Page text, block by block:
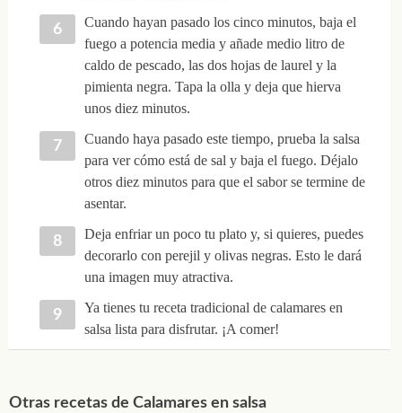
Cuando hayan pasado los cinco minutos, baja el
fuego a potencia media y añade medio litro de
caldo de pescado, las dos hojas de laurel y la
pimienta negra. Tapa la olla y deja que hierva
unos diez minutos.
Cuando haya pasado este tiempo, prueba la salsa
para ver cómo está de sal y baja el fuego. Déjalo
otros diez minutos para que el sabor se termine de
asentar.
Deja enfriar un poco tu plato y, si quieres, puedes
decorarlo con perejil y olivas negras. Esto le dará
una imagen muy atractiva.
Ya tienes tu receta tradicional de calamares en
salsa lista para disfrutar. ¡A comer!
Otras recetas de Calamares en salsa